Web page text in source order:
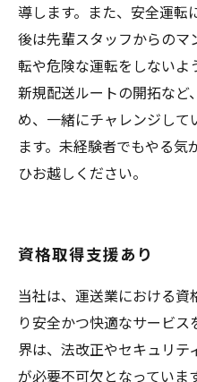
導します。また、安全運転
後は先輩スタッフからのマ
転や危険な運転をしないよ
新規配送ルートの開拓など
め、一緒にチャレンジし
ます。未経験者でもやる
ひお越しください。
資格取得支援あり
当社は、運送業における資
り安全かつ快適なサービ
界は、法改正やセキュリ
が必要不可欠となっていま